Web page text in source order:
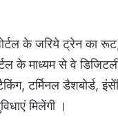
के जरिये ट्रेन का
के माध्यम से वे
टर्मिनल डैशबोर्ड,
मिलेंगी ।